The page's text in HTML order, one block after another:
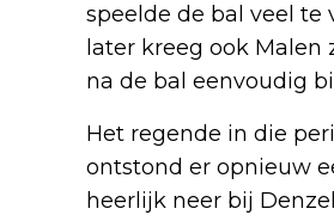
speelde de bal veel te
later kreeg ook Malen
na de bal eenvoudig
Het regende in die
ontstond er opnieuw
heerlijk neer bij